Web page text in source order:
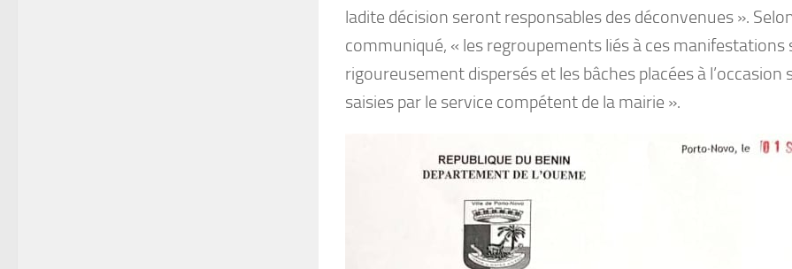
ladite décision seront responsables des déconvenues ».
communiqué, « les regroupements liés à ces manifestations
rigoureusement dispersés et les bâches placées à
saisies par le service compétent de la mairie ».